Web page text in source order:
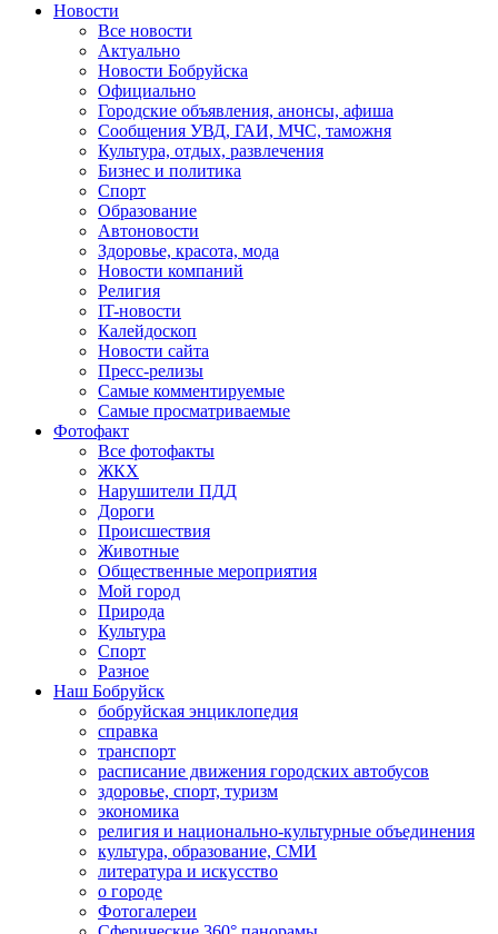
Новости
Все новости
Актуально
Новости Бобруйска
Официально
Городские объявления, анонсы, афиша
Сообщения УВД, ГАИ, МЧС, таможня
Культура, отдых, развлечения
Бизнес и политика
Спорт
Образование
Автоновости
Здоровье, красота, мода
Новости компаний
Религия
IT-новости
Калейдоскоп
Новости сайта
Пресс-релизы
Самые комментируемые
Самые просматриваемые
Фотофакт
Все фотофакты
ЖКХ
Нарушители ПДД
Дороги
Происшествия
Животные
Общественные мероприятия
Мой город
Природа
Культура
Спорт
Разное
Наш Бобруйск
бобруйская энциклопедия
справка
транспорт
расписание движения городских автобусов
здоровье, спорт, туризм
экономика
религия и национально-культурные объединения
культура, образование, СМИ
литература и искусство
о городе
Фотогалереи